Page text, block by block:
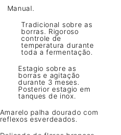
Manual.
Tradicional sobre as
borras. Rigoroso
controle de
temperatura durante
toda a fermentação.
Estagio sobre as
borras e agitação
durante 3 meses.
Posterior estagio em
tanques de inox.
Amarelo palha dourado com
reflexos esverdeados.